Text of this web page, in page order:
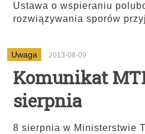
Ustawa o wspieraniu
rozwiązywania sporów
Uwaga 2013-08-09
Komunikat
sierpnia
8 sierpnia w Ministerstwie